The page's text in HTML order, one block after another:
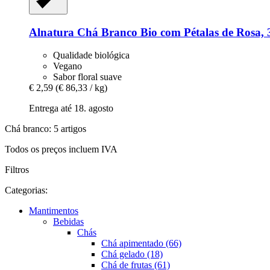
Alnatura Chá Branco Bio com Pétalas de Rosa,
Qualidade biológica
Vegano
Sabor floral suave
€ 2,59 (€ 86,33 / kg)
Entrega até 18. agosto
Chá branco: 5 artigos
Todos os preços incluem IVA
Filtros
Categorias:
Mantimentos
Bebidas
Chás
Chá apimentado (66)
Chá gelado (18)
Chá de frutas (61)